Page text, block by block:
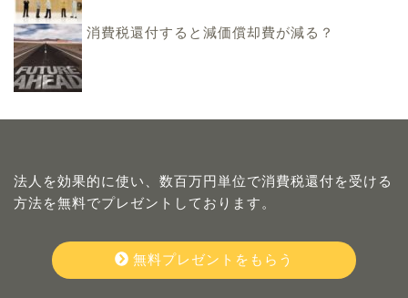
消費税還付すると減価償却費が減る？
法人を効果的に使い、数百万円単位で消費税還付を受ける
方法を無料でプレゼントしております。
無料プレゼントをもらう